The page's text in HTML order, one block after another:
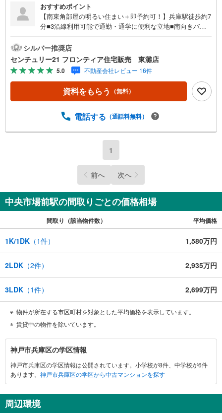
おすすめポイント
【南東角部屋の明るい住まい＋即予約可！】兵庫駅徒歩約7
分■3沿線利用可能で通勤・通学に便利な立地■南向きバル
システムキッチンなど充実設備 リフォーム歴有（2021
年）・システムキッチン交換・IHコンロに変更・食器洗浄
乾燥機設置・ユニットバス交換・浴室乾燥機設置・洗面台
交換 立地・兵庫大開小学校まで徒歩約9分・兵庫中学校ま
で徒歩約9分 弊社が選ばれる理由 1.お金の扱い方のプロ、
ファイナンシャルプランナーが資金計画をサポート！2.買
んの銀行と繋がりがあるため、最も低金利になるように審
ォームも弊社のリフォームプランナーがご提案！5.定期的
社は専門家同士が連携をとっているため、より多くの知見
がございますお気軽にお問合せください！
シルバー推奨店
センチュリー21 フロンティア住宅販売 東灘店
5.0 不動産会社レビュー 16件
資料をもらう （無料）
電話する （通話料無料）
1
前へ 次へ
中央市場前駅の間取りごとの価格相場
間取り（該当物件数） 平均価格
1K/1DK （1件） 1,580万円
2LDK （2件） 2,935万円
3LDK （1件） 2,699万円
物件が所在する市区町村を対象とした平均価格を表示しています。
賃貸中の物件を除いています。
神
戸
市
兵
区
に
神戸市兵庫区の学区情報
神戸市兵庫区の学区情報は公開されています。小学校が8件、中学校が6件
あります。 神戸市兵庫区の学区から中古マンションを探す
周辺環境